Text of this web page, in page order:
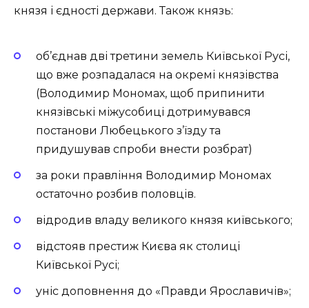
князя і єдності держави. Також князь:
об’єднав дві третини земель Київської Русі,
що вже розпа­далася на окремі князівства
(Володимир Мономах, щоб припинити
князівські міжусобиці дотримувався
постанови Любецького з’їзду та
придушував спроби внести розбрат)
за роки правління Володимир Мономах
остаточно розбив половців.
відродив владу великого князя київського;
відстояв престиж Києва як столиці
Київської Русі;
уніс доповнення до «Правди Ярославичів»;